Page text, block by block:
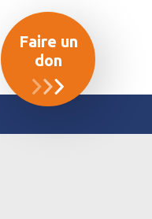
Faire un
don